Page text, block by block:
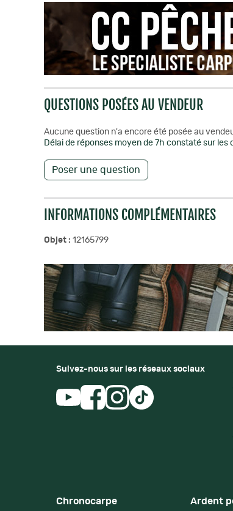
QUESTIONS POSÉES AU VENDEUR
Aucune question n'a encore été posée au
Délai de réponses moyen de 7h constaté sur
Poser une question
INFORMATIONS COMPLÉMENTAIRES
Objet : 12165799
Suivez-nous sur les réseaux sociaux
Chronocarpe Ardent